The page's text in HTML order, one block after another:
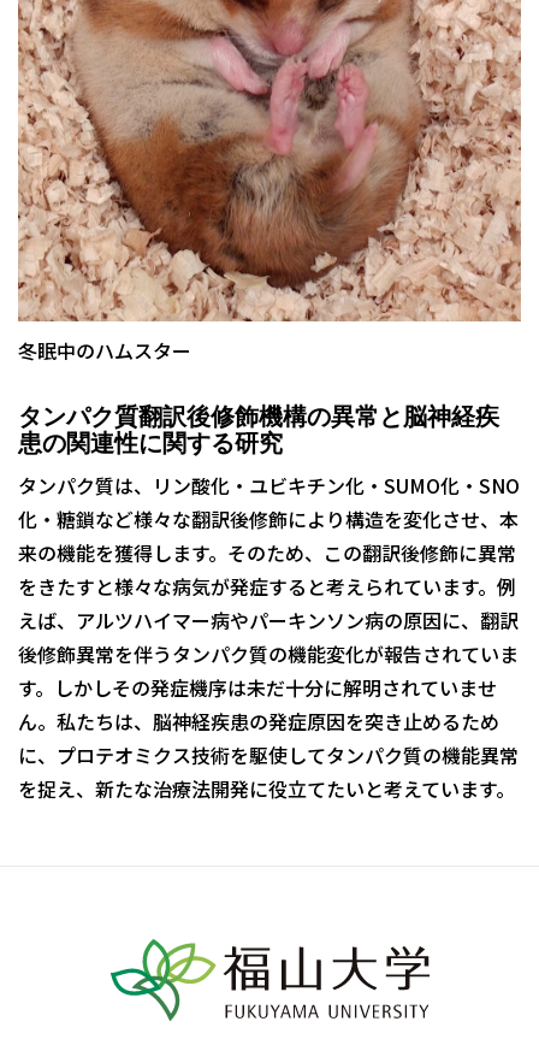
冬眠中のハムスター
タンパク質翻訳後修飾機構の異常と脳神経疾
患の関連性に関する研究
タンパク質は、リン酸化・ユビキチン化・SUMO化・SNO
化・糖鎖など様々な翻訳後修飾により構造を変化させ、本
来の機能を獲得します。そのため、この翻訳後修飾に異常
をきたすと様々な病気が発症すると考えられています。例
えば、アルツハイマー病やパーキンソン病の原因に、翻訳
後修飾異常を伴うタンパク質の機能変化が報告されていま
す。しかしその発症機序は未だ十分に解明されていませ
ん。私たちは、脳神経疾患の発症原因を突き止めるため
に、プロテオミクス技術を駆使してタンパク質の機能異常
を捉え、新たな治療法開発に役立てたいと考えています。